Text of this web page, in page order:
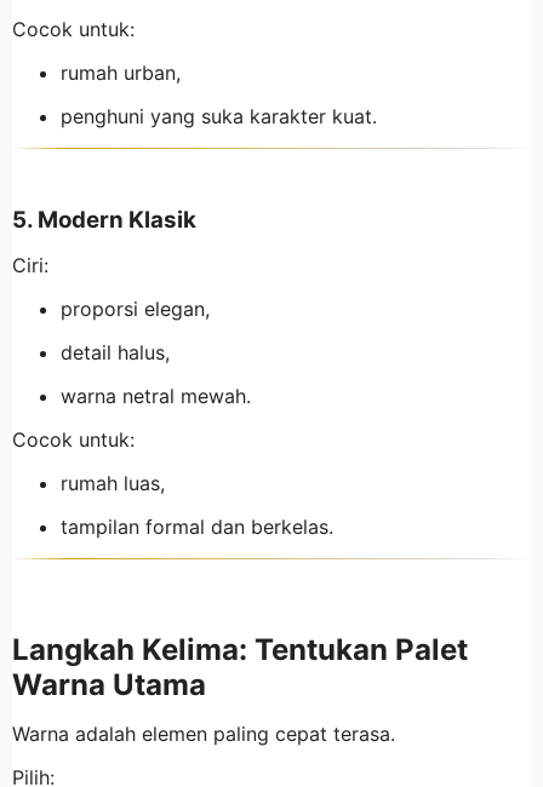
Cocok untuk:
rumah urban,
penghuni yang suka karakter kuat.
5. Modern Klasik
Ciri:
proporsi elegan,
detail halus,
warna netral mewah.
Cocok untuk:
rumah luas,
tampilan formal dan berkelas.
Langkah Kelima: Tentukan Palet
Warna Utama
Warna adalah elemen paling cepat terasa.
Pilih: